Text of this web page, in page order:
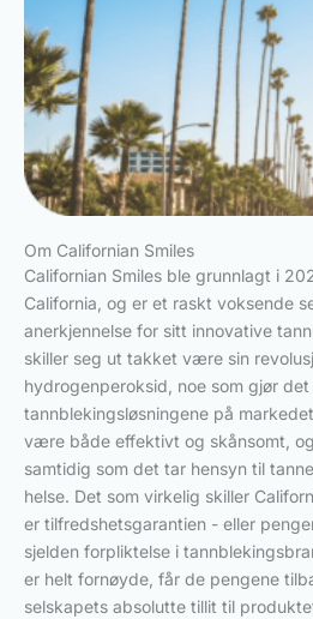
Om Californian Smiles
Californian Smiles ble grunnlagt i
California, og er et raskt voksende
anerkjennelse for sitt innovative
skiller seg ut takket være sin
hydrogenperoksid, noe som gjør
tannblekingsløsningene på
være både effektivt og skånsomt,
samtidig som det tar hensyn til
helse. Det som virkelig skiller
er tilfredshetsgarantien - eller
sjelden forpliktelse i
er helt fornøyde, får de pengene
selskapets absolutte tillit til